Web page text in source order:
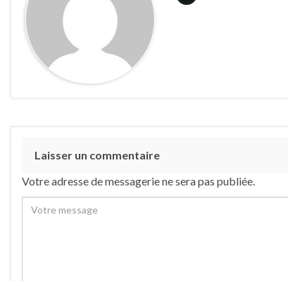
Laisser un commentaire
Votre adresse de messagerie ne sera pas publiée.